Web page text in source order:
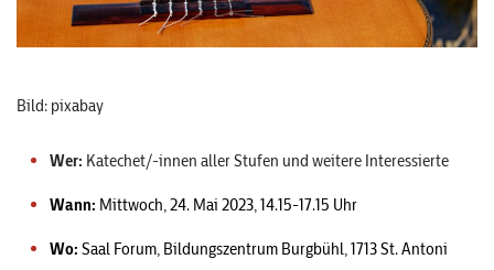
Bild: pixabay
Wer: Katechet/-innen aller Stufen und weitere Interessierte
Wann: Mittwoch, 24. Mai 2023, 14.15-17.15 Uhr
Wo: Saal Forum, Bildungszentrum Burgbühl, 1713 St. Antoni